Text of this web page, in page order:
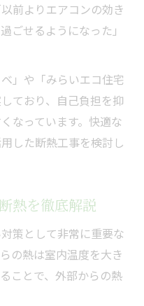
前よりエアコンの効き
ごせるようになった」
」や「みらいエコ住宅
ており、自己負担を抑
なっています。快適な
した断熱工事を検討し
熱を徹底解説
策として非常に重要な
の熱は室内温度を大き
ことで、外部からの熱